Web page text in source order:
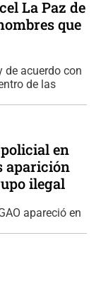
La Paz de
que
de acuerdo con
de las
en
aparición
ilegal
apareció en